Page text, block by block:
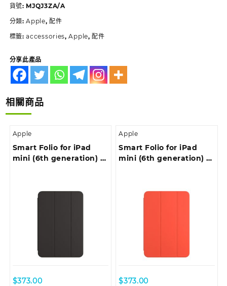
貨號: MJQJ3ZA/A
分類:Apple,配件
標籤:accessories,Apple,配件
分享此產品
相關商品
Apple
Smart Folio for iPad
mini (6th generation) –
$373.00
Apple
Smart Folio for iPad
mini (6th generation) –
$373.00